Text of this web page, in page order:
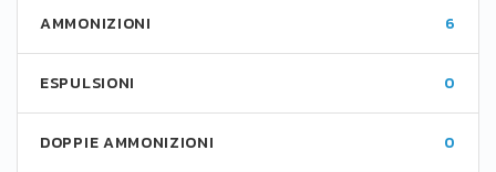
AMMONIZIONI 6
ESPULSIONI 0
DOPPIE AMMONIZIONI 0